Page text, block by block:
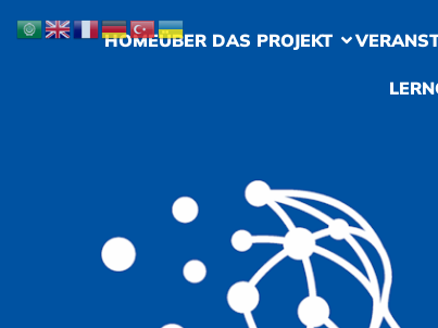
HOMEÜBER DAS PROJEKT